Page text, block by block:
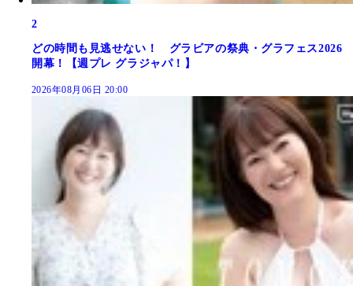
2
どの時間も見逃せない！ グラビアの祭典・グラフェス2026
開幕！【週プレ グラジャパ！】
2026年08月06日 20:00